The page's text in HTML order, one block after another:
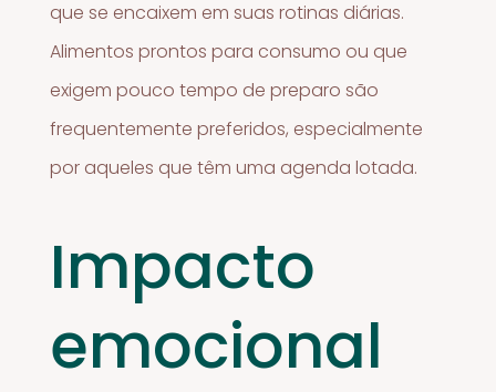
que se encaixem em suas rotinas diárias.
Alimentos prontos para consumo ou que
exigem pouco tempo de preparo são
frequentemente preferidos, especialmente
por aqueles que têm uma agenda lotada.
Impacto
emocional